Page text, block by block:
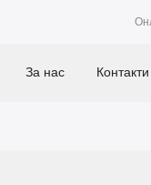
За нас Контакти